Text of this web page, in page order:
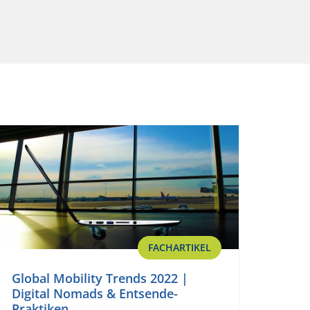
FACHARTIKEL
Global Mobility Trends 2022 |
Digital Nomads & Entsende-